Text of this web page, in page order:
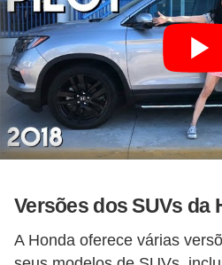
Versões dos SUVs da
A Honda oferece várias